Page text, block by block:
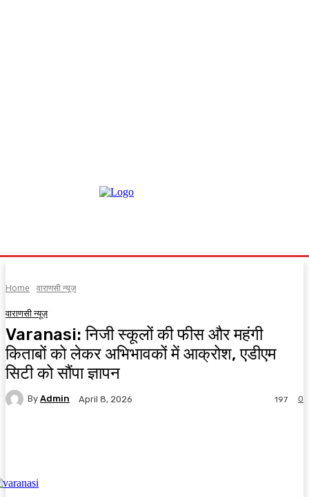
Home वाराणसी न्यूज़
वाराणसी न्यूज़
Varanasi: निजी स्कूलों की फीस और महंगी
किताबों को लेकर अभिभावकों में आक्रोश, एडीएम
सिटी को सौंपा ज्ञापन
By Admin April 8, 2026 0
197